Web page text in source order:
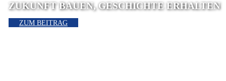
ZUKUNFT BAUEN, GESCHICHTE ERHALTEN
ZUM BEITRAG